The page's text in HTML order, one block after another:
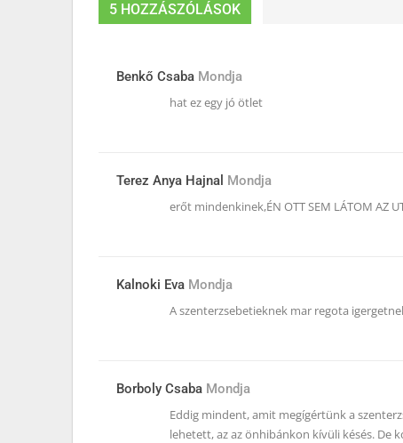
5 HOZZÁSZÓLÁSOK
Benkő Csaba Mondja
hat ez egy jó ötlet
Terez Anya Hajnal Mondja
erőt mindenkinek,ÉN OTT SEM LÁTOM AZ
Kalnoki Eva Mondja
A szenterzsebetieknek mar regota
Borboly Csaba Mondja
Eddig mindent, amit megígértünk a
lehetett, az az önhibánkon kívüli késés.